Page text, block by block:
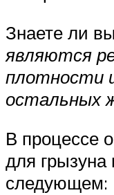
Знаете ли
являются
плотности
остальных
В процессе
для грызуна
следующем: